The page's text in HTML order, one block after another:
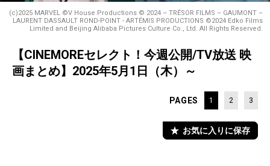
(c)2025 MARVEL ©V House Productions © 2024 – TRÉSOR FILMS – GAUMONT –
LAURENT DASSAULT ROND-POINT - ARTÉMIS PRODUCTIONS ©2024 Edko Films
Limited and Beijing Alibaba Pictures Culture Co., Ltd. All Rights Reserved.
【CINEMOREセレクト！今週公開/TV放送 映
画まとめ】2025年5月1日（木）～
PAGES 1 2 3
お気に入りに保存